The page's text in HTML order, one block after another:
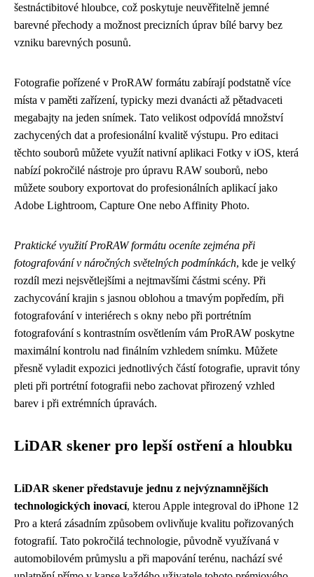
šestnáctibitové hloubce, což poskytuje neuvěřitelně jemné
barevné přechody a možnost precizních úprav bílé barvy bez
vzniku barevných posunů.
Fotografie pořízené v ProRAW formátu zabírají podstatně více
místa v paměti zařízení, typicky mezi dvanácti až pětadvaceti
megabajty na jeden snímek. Tato velikost odpovídá množství
zachycených dat a profesionální kvalitě výstupu. Pro editaci
těchto souborů můžete využít nativní aplikaci Fotky v iOS, která
nabízí pokročilé nástroje pro úpravu RAW souborů, nebo
můžete soubory exportovat do profesionálních aplikací jako
Adobe Lightroom, Capture One nebo Affinity Photo.
Praktické využití ProRAW formátu oceníte zejména při
fotografování v náročných světelných podmínkách, kde je velký
rozdíl mezi nejsvětlejšími a nejtmavšími částmi scény. Při
zachycování krajin s jasnou oblohou a tmavým popředím, při
fotografování v interiérech s okny nebo při portrétním
fotografování s kontrastním osvětlením vám ProRAW poskytne
maximální kontrolu nad finálním vzhledem snímku. Můžete
přesně vyladit expozici jednotlivých částí fotografie, upravit tóny
pleti při portrétní fotografii nebo zachovat přirozený vzhled
barev i při extrémních úpravách.
LiDAR skener pro lepší ostření a hloubku
LiDAR skener představuje jednu z nejvýznamnějších
technologických inovací, kterou Apple integroval do iPhone 12
Pro a která zásadním způsobem ovlivňuje kvalitu pořizovaných
fotografií. Tato pokročilá technologie, původně využívaná v
automobilovém průmyslu a při mapování terénu, nachází své